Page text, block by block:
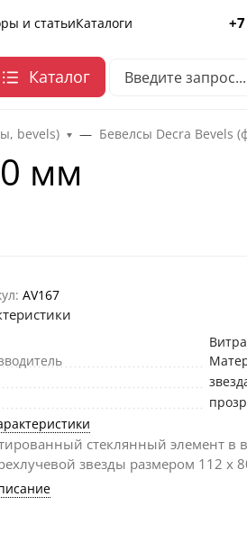
и статьиКаталоги
Каталог
bevels) Бевелсы Decra Bevels
мм
AV167
стеклянный элемент в
звезды размером 112 х